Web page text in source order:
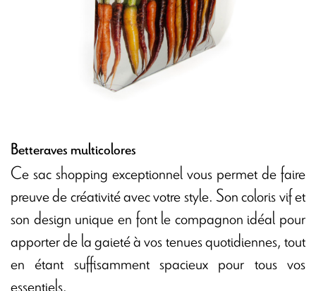
Betteraves multicolores
Ce sac shopping exceptionnel vous permet de faire
preuve de créativité avec votre style. Son coloris vif et
son design unique en font le compagnon idéal pour
apporter de la gaieté à vos tenues quotidiennes, tout
en étant suffisamment spacieux pour tous vos
essentiels.